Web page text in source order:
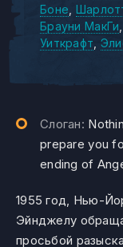
Боне
Брауни МакГи
Уиткрафт
Слоган:
prepare you
ending of
1955 год, Нью-
Эйнджелу
просьбой